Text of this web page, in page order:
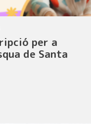
per a
de Santa